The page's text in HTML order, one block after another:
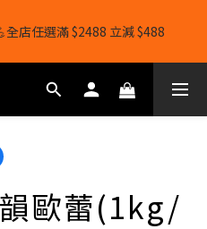
全店任選滿 $2488 立減 $488
蛋白威化餅×1-隨機口味
*95折*，可與活動折扣疊加。
冊即送$20購物金
店任選滿 $2488 立減 $488
歐蕾(1kg/